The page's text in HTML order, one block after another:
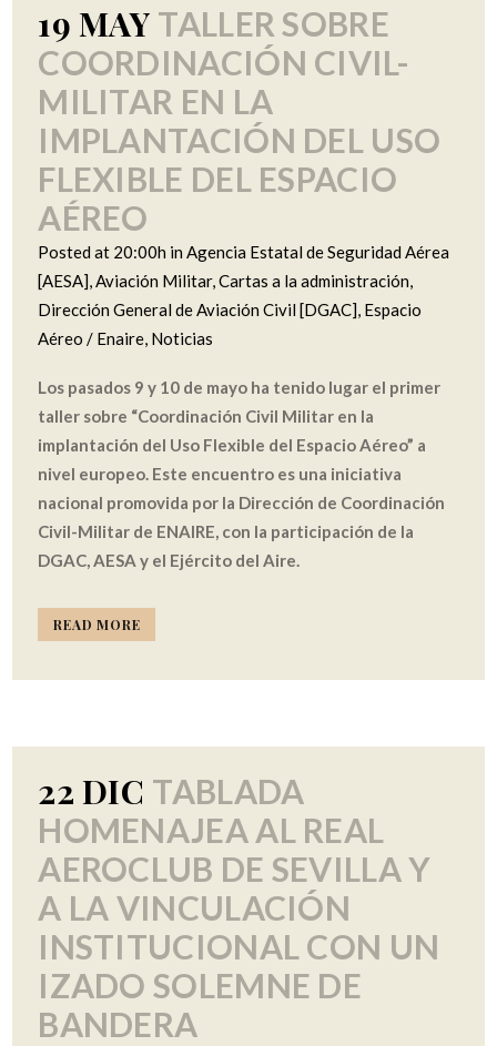
19 MAY TALLER SOBRE
COORDINACIÓN CIVIL-
MILITAR EN LA
IMPLANTACIÓN DEL USO
FLEXIBLE DEL ESPACIO
AÉREO
Posted at 20:00h inAgencia Estatal de Seguridad Aérea
[AESA],Aviación Militar,Cartas a la administración,
Dirección General de Aviación Civil [DGAC], Espacio
Aéreo / Enaire, Noticias
Los pasados 9 y 10 de mayo ha tenido lugar el primer
taller sobre “Coordinación Civil Militar en la
implantación del Uso Flexible del Espacio Aéreo” a
nivel europeo. Este encuentro es una iniciativa
nacional promovida por la Dirección de Coordinación
Civil-Militar de ENAIRE, con la participación de la
DGAC, AESA y el Ejército del Aire.
READ MORE
22 DIC TABLADA
HOMENAJEA AL REAL
AEROCLUB DE SEVILLA Y
A LA VINCULACIÓN
INSTITUCIONAL CON UN
IZADO SOLEMNE DE
BANDERA